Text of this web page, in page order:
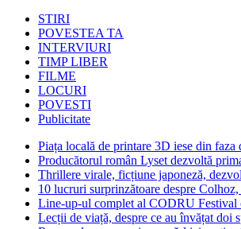
STIRI
POVESTEA TA
INTERVIURI
TIMP LIBER
FILME
LOCURI
POVESTI
Publicitate
Piața locală de printare 3D iese din
Producătorul român Lyset dezvoltă
Thrillere virale, ficțiune japoneză,
10 lucruri surprinzătoare despre
Line-up-ul complet al CODRU Festival
Lecții de viață, despre ce au învățat